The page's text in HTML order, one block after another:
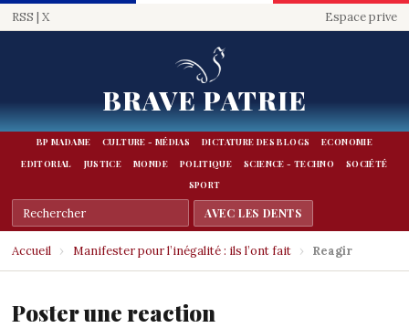
RSS | X Espace prive
BRAVE PATRIE
BP MADAME CULTURE - MÉDIAS DICTATURE DES BLOGS
ECONOMIE
EDITORIAL
JUSTICE MONDE POLITIQUE SCIENCE - TECHNO
SOCIÉTÉ
SPORT
Accueil › Manifester pour l’inégalité : ils l’ont fait › Reagir
Poster une reaction